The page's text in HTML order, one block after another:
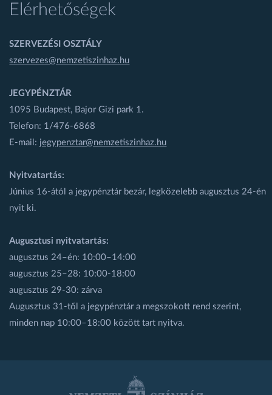
Elérhetőségek
SZERVEZÉSI OSZTÁLY
szervezes@nemzetiszinhaz.hu
JEGYPÉNZTÁR
1095 Budapest, Bajor Gizi park 1.
Telefon: 1/476-6868
E-mail: jegypenztar@nemzetiszinhaz.hu
Nyitvatartás:
Június 16-ától a jegypénztár bezár, legközelebb augusztus 24-én
nyit ki.
Augusztusi nyitvatartás:
augusztus 24–én: 10:00–14:00
augusztus 25–28: 10:00-18:00
augusztus 29-30: zárva
Augusztus 31-től a jegypénztár a megszokott rend szerint,
minden nap 10:00–18:00 között tart nyitva.